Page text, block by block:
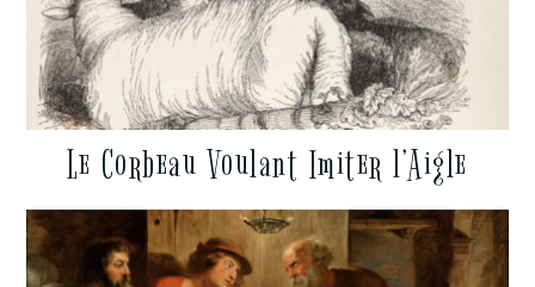
Le Corbeau Voulant Imiter l’Aigle